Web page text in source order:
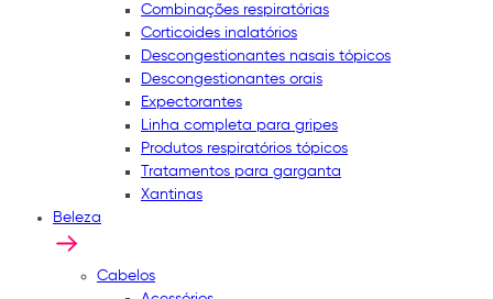
Combinações respiratórias
Corticoides inalatórios
Descongestionantes nasais tópicos
Descongestionantes orais
Expectorantes
Linha completa para gripes
Produtos respiratórios tópicos
Tratamentos para garganta
Xantinas
Beleza
Cabelos